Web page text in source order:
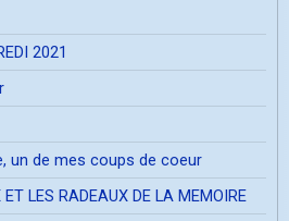
2021
un de mes coups de coeur
LES RADEAUX DE LA MEMOIRE